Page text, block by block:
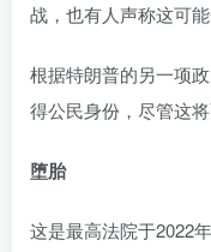
战，也有人声称这可能
根据特朗普的另一项
得公民身份，尽管这
堕胎
这是最高法院于2022